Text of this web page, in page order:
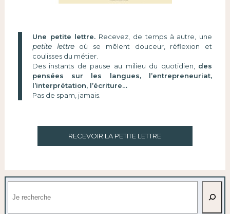
Une petite lettre. Recevez, de temps à autre, une
petite lettreoù se mêlent douceur, réflexion et
coulisses du métier.
Des instants de pause au milieu du quotidien, des
pensées sur les langues, l’entrepreneuriat,
l’interprétation, l’écriture…
Pas de spam, jamais.
RECEVOIR LA PETITE LETTRE